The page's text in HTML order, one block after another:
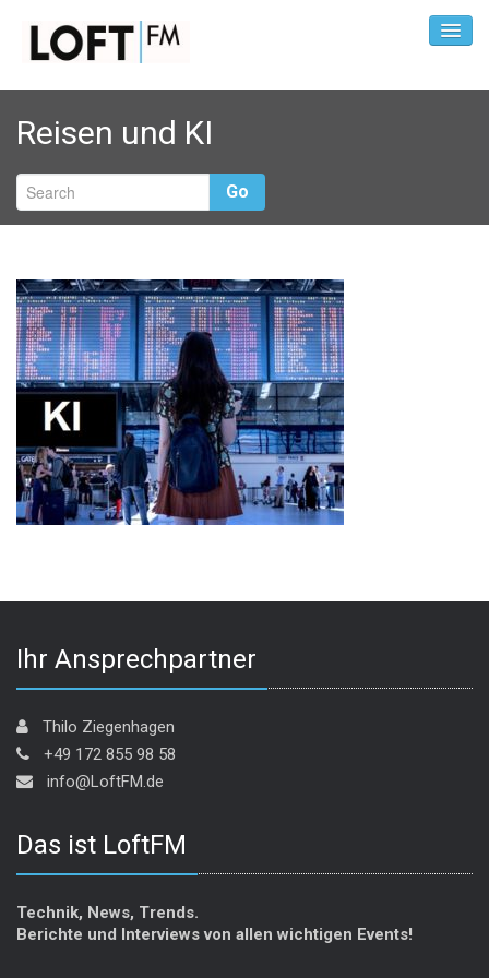
Reisen und KI
Go
Ihr Ansprechpartner
Thilo Ziegenhagen
+49 172 855 98 58
info@LoftFM.de
Das ist LoftFM
Technik, News, Trends.
Berichte und Interviews von allen wichtigen Events!